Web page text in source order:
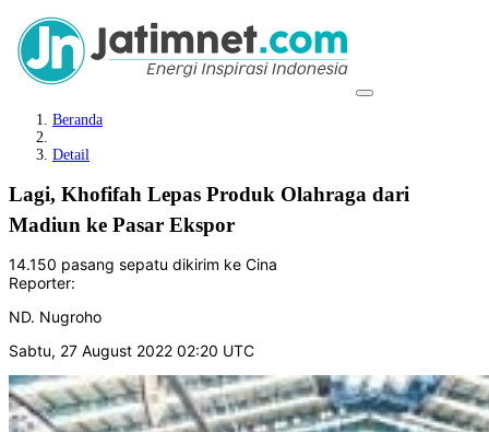
Beranda
Detail
Lagi, Khofifah Lepas Produk Olahraga dari
Madiun ke Pasar Ekspor
14.150 pasang sepatu dikirim ke Cina
Reporter:
ND. Nugroho
Sabtu, 27 August 2022 02:20 UTC